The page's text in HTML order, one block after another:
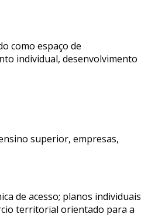
como espaço de
individual, desenvolvimento
superior, empresas,
de acesso; planos individuais
territorial orientado para a